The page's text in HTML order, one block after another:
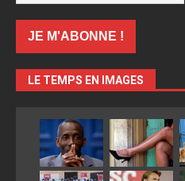
LE TEMPS EN IMAGES